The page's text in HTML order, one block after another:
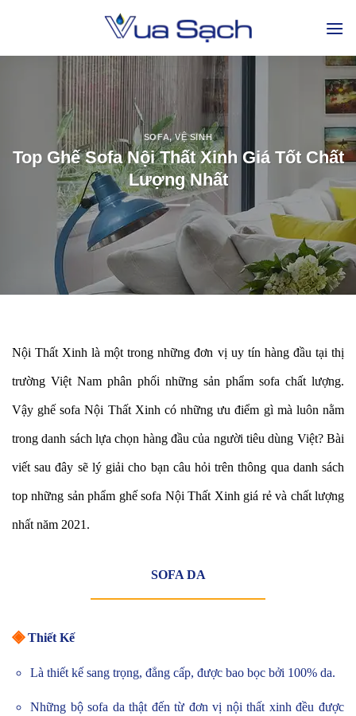
SOFA,VỆ SINH
Top Ghế Sofa Nội Thất Xinh Giá Tốt Chất
Lượng Nhất
Nội Thất Xinh là một trong những đơn vị uy tín hàng đầu tại thị
trường Việt Nam phân phối những sản phẩm sofa chất lượng.
Vậy ghế sofa Nội Thất Xinh có những ưu điểm gì mà luôn nằm
trong danh sách lựa chọn hàng đầu của người tiêu dùng Việt? Bài
viết sau đây sẽ lý giải cho bạn câu hỏi trên thông qua danh sách
top những sản phẩm ghế sofa Nội Thất Xinh giá rẻ và chất lượng
nhất năm 2021.
SOFA DA
◈ Thiết Kế
Là thiết kế sang trọng, đẳng cấp, được bao bọc bởi 100% da.
Những bộ sofa da thật đến từ đơn vị nội thất xinh đều được